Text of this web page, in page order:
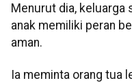
Menurut dia, keluarga
anak memiliki peran
aman.
Ia meminta orang tua